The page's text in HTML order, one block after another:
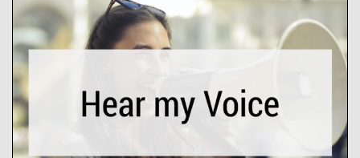
L’outil « Hear my voice » est un
espace en ligne qui réunit
consommateurs et autres acteurs de
l’agroalimentaire pour travailler